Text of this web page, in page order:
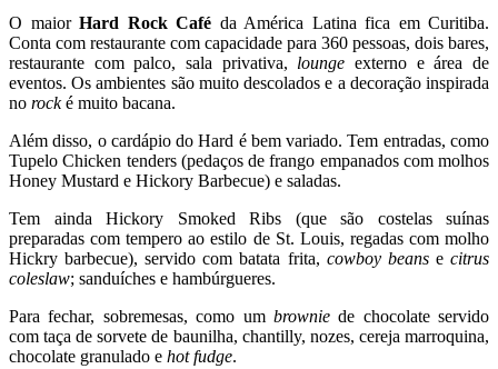
O maior Hard Rock Café da América Latina fica em Curitiba.
Conta com restaurante com capacidade para 360 pessoas, dois bares,
restaurante com palco, sala privativa, lounge externo e área de
eventos. Os ambientes são muito descolados e a decoração inspirada
no rocké muito bacana.
Além disso, o cardápio do Hard é bem variado. Tem entradas, como
Tupelo Chicken tenders (pedaços de frango empanados com molhos
Honey Mustard e Hickory Barbecue) e saladas.
Tem ainda Hickory Smoked Ribs (que são costelas suínas
preparadas com tempero ao estilo de St. Louis, regadas com molho
Hickry barbecue), servido com batata frita, cowboy beansecitrus
coleslaw; sanduíches e hambúrgueres.
Para fechar, sobremesas, como um browniede chocolate servido
com taça de sorvete de baunilha, chantilly, nozes, cereja marroquina,
chocolate granulado e hot fudge.